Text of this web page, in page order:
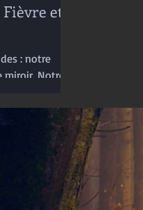
Fièvre et
: notre
Notre
monde de